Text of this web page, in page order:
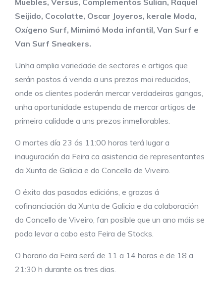
Muebles, Versus, Complementos Sulian, Raquel
Seijido, Cocolatte, Oscar Joyeros, kerale Moda,
Oxígeno Surf, Mimimó Moda infantil, Van Surf e
Van Surf Sneakers.
Unha amplia variedade de sectores e artigos que
serán postos á venda a uns prezos moi reducidos,
onde os clientes poderán mercar verdadeiras gangas,
unha oportunidade estupenda de mercar artigos de
primeira calidade a uns prezos inmellorables.
O martes día 23 ás 11:00 horas terá lugar a
inauguración da Feira ca asistencia de representantes
da Xunta de Galicia e do Concello de Viveiro.
O éxito das pasadas edicións, e grazas á
cofinanciación da Xunta de Galicia e da colaboración
do Concello de Viveiro, fan posible que un ano máis se
poda levar a cabo esta Feira de Stocks.
O horario da Feira será de 11 a 14 horas e de 18 a
21:30 h durante os tres dias.